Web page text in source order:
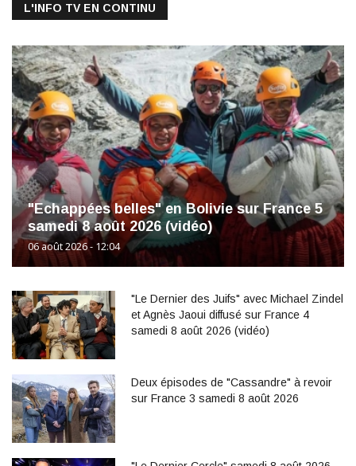
L'INFO TV EN CONTINU
"Echappées belles" en Bolivie sur France 5
samedi 8 août 2026 (vidéo)
06 août 2026 - 12:04
"Le Dernier des Juifs" avec Michael Zindel
et Agnès Jaoui diffusé sur France 4
samedi 8 août 2026 (vidéo)
Deux épisodes de "Cassandre" à revoir
sur France 3 samedi 8 août 2026